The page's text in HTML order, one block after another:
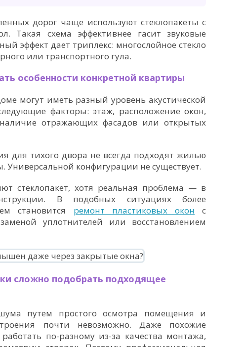
дорог чаще используют стеклопакеты с
Такая схема эффективнее гасит звуковые
эффект дает триплекс: многослойное стекло
или транспортного гула.
особенности конкретной квартиры
могут иметь разный уровень акустической
факторы: этаж, расположение окон,
отражающих фасадов или открытых
для тихого двора не всегда подходят жилью
Универсальной конфигурации не существует.
стеклопакет, хотя реальная проблема — в
В подобных ситуациях более
становится ремонт пластиковых окон с
уплотнителей или восстановлением
сложно подобрать подходящее
путем простого осмотра помещения и
почти невозможно. Даже похожие
по-разному из-за качества монтажа,